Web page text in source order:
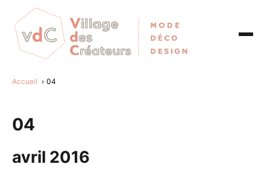
Accueil 04
04
avril 2016